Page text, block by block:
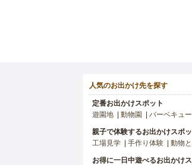
人気のお出かけ先を探す
定番お出かけスポット
遊園地
動物園 バーベキュー
親子で体験するお出かけスポ
工場見学
手作り体験 動物
お得に一日中遊べるお出かけ